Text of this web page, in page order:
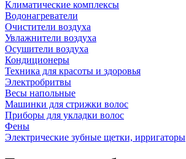
Климатические комплексы
Водонагреватели
Очистители воздуха
Увлажнители воздуха
Осушители воздуха
Кондиционеры
Техника для красоты и здоровья
Электробритвы
Весы напольные
Машинки для стрижки волос
Приборы для укладки волос
Фены
Электрические зубные щетки, ирригаторы